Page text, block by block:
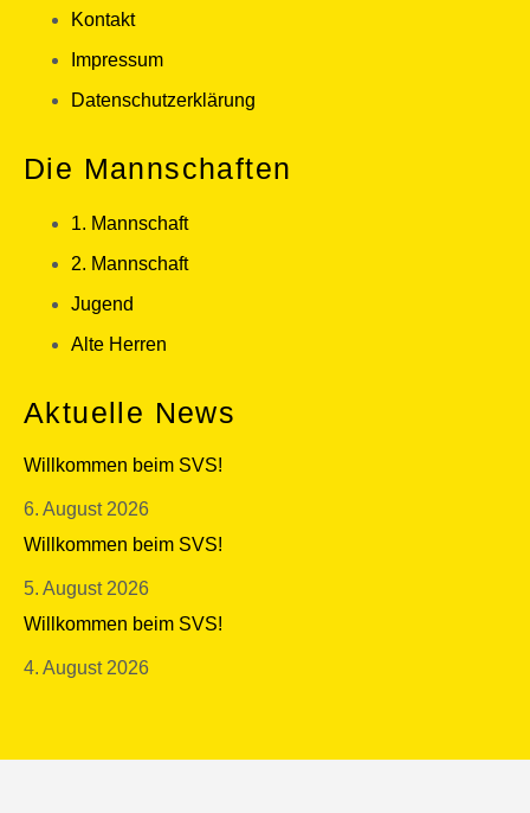
Kontakt
Impressum
Datenschutzerklärung
Die Mannschaften
1. Mannschaft
2. Mannschaft
Jugend
Alte Herren
Aktuelle News
Willkommen beim SVS!
6. August 2026
Willkommen beim SVS!
5. August 2026
Willkommen beim SVS!
4. August 2026